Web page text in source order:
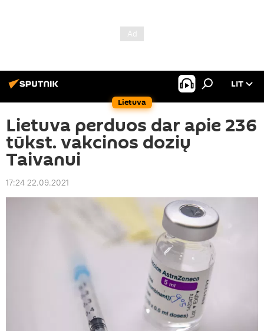
Lietuva
LIT
Lietuva perduos dar apie 236
tūkst. vakcinos dozių
Taivanui
17:24 22.09.2021